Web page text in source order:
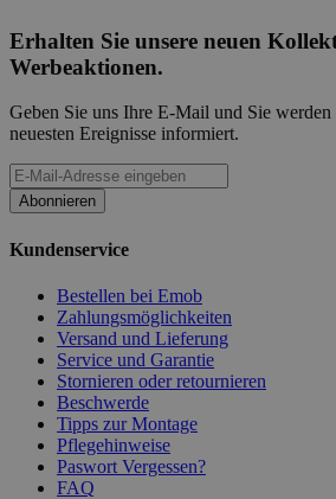
Erhalten Sie unsere neuen
Werbeaktionen.
Geben Sie uns Ihre E-Mail und Sie
neuesten Ereignisse informiert.
Abonnieren
Kundenservice
Bestellen bei Emob
Zahlungsmöglichkeiten
Versand und Lieferung
Service und Garantie
Stornieren oder retournieren
Beschwerde
Tipps zur Montage
Pflegehinweise
Paswort Vergessen?
FAQ